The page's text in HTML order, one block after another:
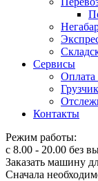
Сервисы
Оплата
Контакты
Режим работы:
с 8.00 - 20.00 без
Заказать машину
Сначала